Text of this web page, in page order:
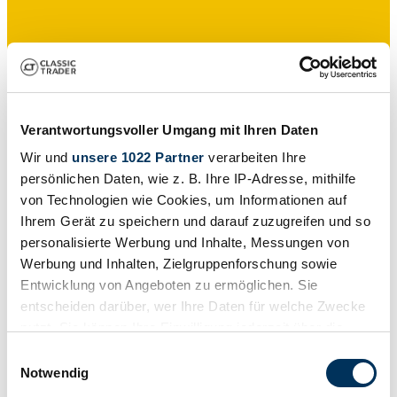
Verantwortungsvoller Umgang mit Ihren Daten
Wir und unsere 1022 Partner verarbeiten Ihre
persönlichen Daten, wie z. B. Ihre IP-Adresse, mithilfe
von Technologien wie Cookies, um Informationen auf
Ihrem Gerät zu speichern und darauf zuzugreifen und so
personalisierte Werbung und Inhalte, Messungen von
Werbung und Inhalten, Zielgruppenforschung sowie
Entwicklung von Angeboten zu ermöglichen. Sie
entscheiden darüber, wer Ihre Daten für welche Zwecke
Trigger Symbol ändern oder widerrufen
Notwendig
Private seller
Expired listing